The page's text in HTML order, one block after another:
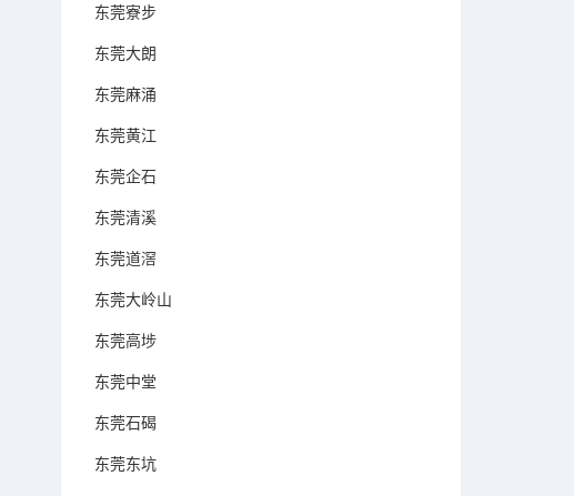
东莞寮步
东莞大朗
东莞麻涌
东莞黄江
东莞企石
东莞清溪
东莞道滘
东莞大岭山
东莞高埗
东莞中堂
东莞石碣
东莞东坑